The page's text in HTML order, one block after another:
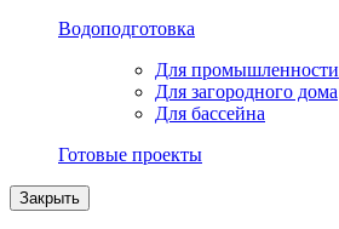
Водоподготовка
Для промышленности
Для загородного дома
Для бассейна
Готовые проекты
Закрыть